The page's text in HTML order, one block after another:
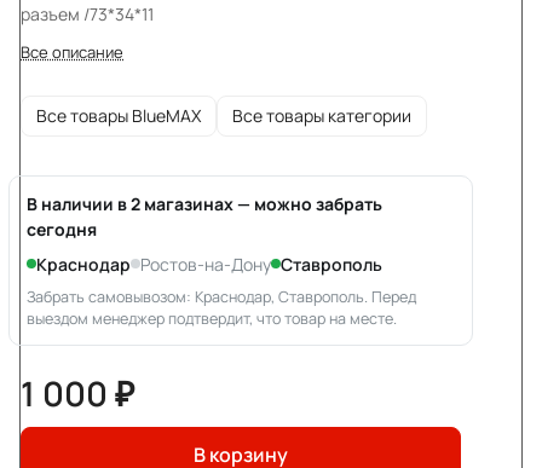
разъем /73*34*11
Все описание
Все товары BlueMAX Все товары категории
В наличии в 2 магазинах — можно забрать
сегодня
Краснодар Ростов-на-Дону Ставрополь
Забрать самовывозом: Краснодар, Ставрополь. Перед
выездом менеджер подтвердит, что товар на месте.
1 000 ₽
В корзину